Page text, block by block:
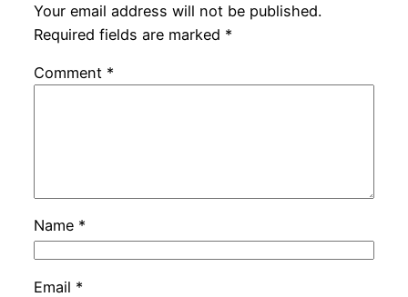
Your email address will not be published.
Required fields are marked *
Comment *
Name *
Email *